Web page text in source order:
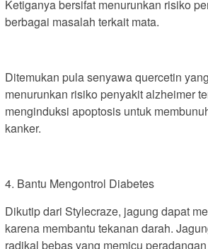
Ketiganya bersifat menurunkan risiko
berbagai masalah terkait mata.
Ditemukan pula senyawa quercetin
menurunkan risiko penyakit alzheimer
menginduksi apoptosis untuk
kanker.
4. Bantu Mengontrol Diabetes
Dikutip dari Stylecraze, jagung dapat
karena membantu tekanan darah.
radikal bebas yang memicu